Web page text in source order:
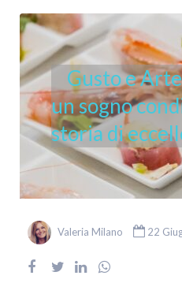
Gusto e
un sogno
storia di
Valeria Milano 22